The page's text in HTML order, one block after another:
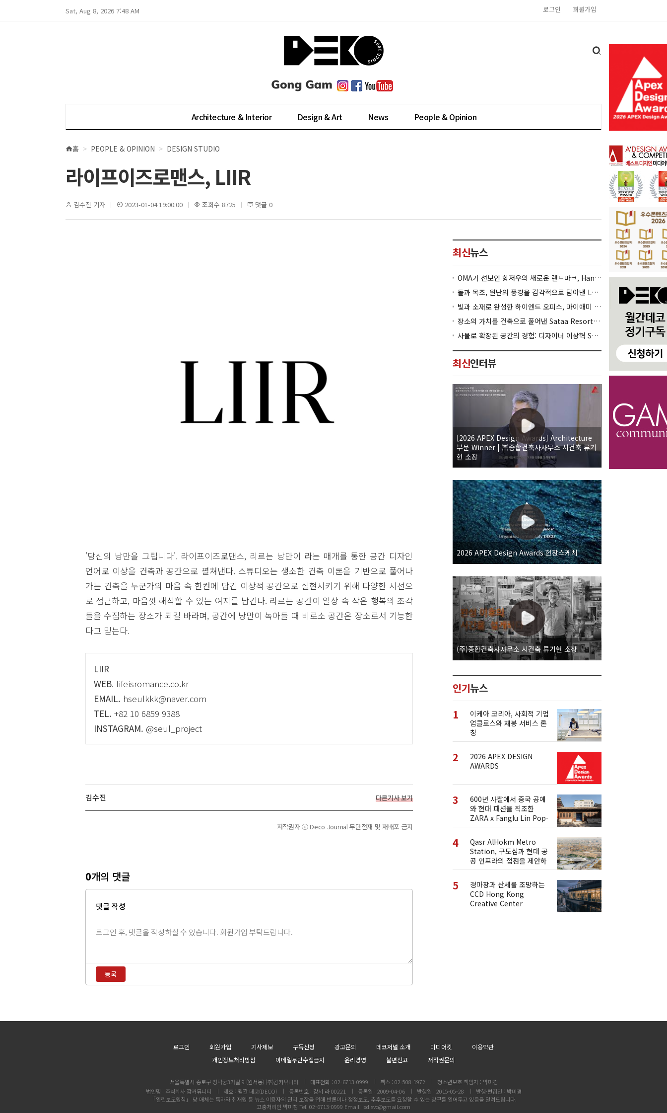
Sat, Aug 8, 2026 7:48 AM 로그인 회원가입
Architecture & Interior Design & Art News People & Opinion
현
위
홈 PEOPLE & OPINION DESIGN STUDIO
라이프이즈로맨스, LIIR
김수진 기자 2023-01-04 19:00:00 조회수 8725 댓글 0
'당신의 낭만을 그립니다'. 라이프이즈로맨스, 리르는 낭만이 라는 매개를 통한 공간 디자인
언어로 이상을 건축과 공간으로 펼쳐낸다. 스튜디오는 생소한 건축 이론을 기반으로 풀어나
가는 건축을 누군가의 마음 속 한켠에 담긴 이상적 공간으로 실현시키기 위해 다양한 시선으
로 접근하고, 마음껏 해석할 수 있는 여지를 남긴다. 리르는 공간이 일상 속 작은 행복의 조각
들을 수집하는 장소가 되길 바라며, 공간에 낭만이 녹아들 때 비로소 공간은 장소로서 기능한
다고 믿는다.
LIIR
WEB. lifeisromance.co.kr
EMAIL. hseulkkk@naver.com
TEL. +82 10 6859 9388
INSTAGRAM. @seul_project
김수진 다른기사 보기
저작권자 ⓒ Deco Journal 무단전재 및 재배포 금지
0개의 댓글
댓글 작성
력
등록
글
최신뉴스
OMA가 선보인 항저우의 새로운 랜드마크, Hangzhou Prism
돌과 목조, 윈난의 풍경을 감각적으로 담아낸 Lan Bistro Yunnan Restaurant
빛과 소재로 완성한 하이엔드 오피스, 마이애미 830 Brickell
장소의 가치를 건축으로 풀어낸 Sataa Resort Nan
사물로 확장된 공간의 경험: 디자이너 이상혁 SANGHYEOK LEE
최신인터뷰
[2026 APEX Design Awards] Architecture
부문 Winner | ㈜종합건축사사무소 시건축 류기
현 소장
2026 APEX Design Awards 현장스케치
(주)종합건축사사무소 시건축 류기현 소장
인기뉴스
1
이케아 코리아, 사회적 기업
업클로스와 재봉 서비스 론
칭
2
2026 APEX DESIGN
AWARDS
3
600년 사찰에서 중국 공예
와 현대 패션을 직조한
ZARA x Fanglu Lin Pop-
Up
4
Qasr AlHokm Metro
Station, 구도심과 현대 공
공 인프라의 접점을 제안하
다
5
경마장과 산세를 조망하는
CCD Hong Kong
Creative Center
로그인 회원가입 기사제보 구독신청 광고문의 데코저널 소개 미디어킷
이용약관
개인정보처리방침
이메일무단수집금지 윤리경영 불편신고 저작권문의
서울특별시 종로구 창덕궁3가길 9 (원서동) (주)감커뮤니티 대표전화 : 02-6713-0999 팩스 : 02-508-1972
청소년보호 책임자 : 박미경
법인명 : 주식회사 감커뮤니티
제호 : 월간 데코(DECO) 등록번호 : 강서 라 00221 등록일 : 2009-04-06 발행일 : 2015-05-28
발행·편집인 : 박미경
「열린보도원칙」 당 매체는 독자와 취재원 등 뉴스 이용자의 권리 보장을 위해 반론이나 정정보도, 추후보도를 요청할 수 있는 창구를 열어두고 있음을 알려드립니다.
고충처리인 박미정 Tel: 02-6713-0999 Email: ixd.svc@gmail.com